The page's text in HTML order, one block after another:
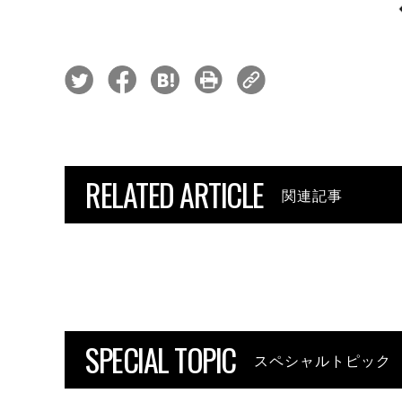
RELATED ARTICLE 関連記事
SPECIAL TOPIC スペシャルトピック